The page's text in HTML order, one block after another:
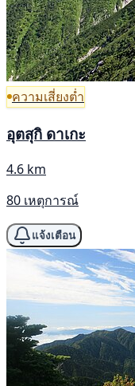
ความเสี่ยงต่ำ
อุตสุกิ ดาเกะ
4.6 km
80 เหตุการณ์
แจ้งเตือน